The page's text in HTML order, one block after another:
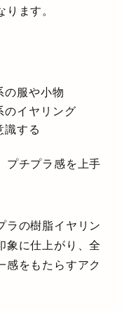
ます。
の服や小物
のイヤリング
識する
プチプラ感を上手
ラの樹脂イヤリン
象に仕上がり、全
感をもたらすアク